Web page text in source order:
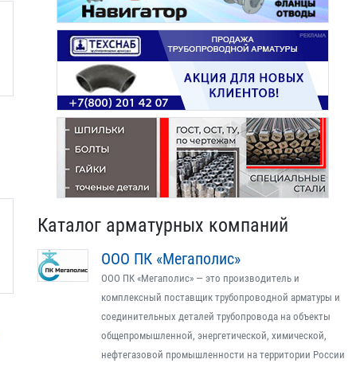
Каталог арматурных компаний
ООО ПК «Мегаполис»
ООО ПК «Мегаполис» — это производитель и
комплексный поставщик трубопроводной арматуры и
соединительных деталей трубопровода на объекты
общепромышленной, энергетической, химической,
нефтегазовой промышленности на территории России